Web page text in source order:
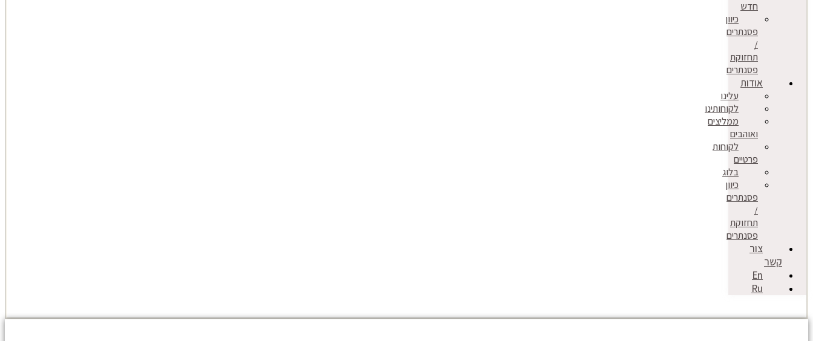
חדש
כיוון
פסנתרים
/
תחזוקת
פסנתרים
אודות
עלינו
לקוחותינו
ממליצים
ואוהבים
לקוחות
פרטיים
בלוג
כיוון
פסנתרים
/
תחזוקת
פסנתרים
צור
קשר
En
Ru